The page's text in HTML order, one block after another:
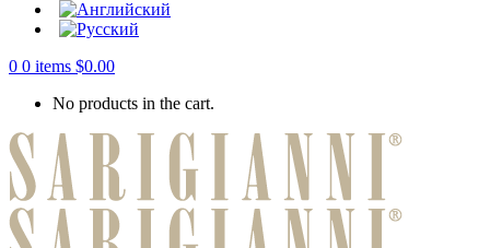
0 0 items $0.00
No products in the cart.